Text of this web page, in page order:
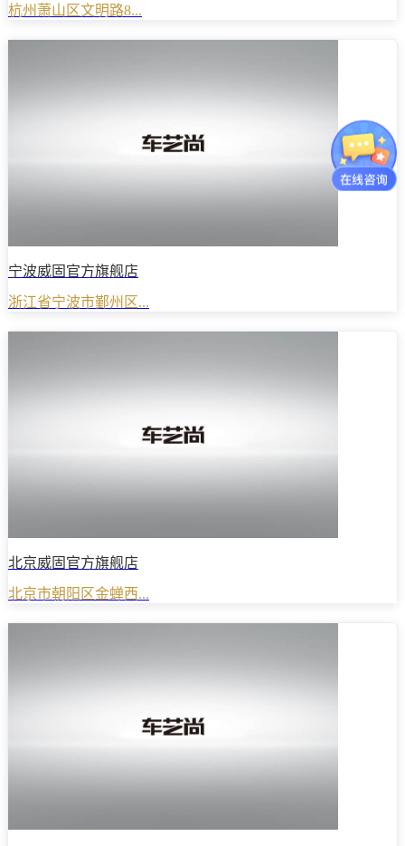
杭州萧山区文明路8...
宁波威固官方旗舰店
浙江省宁波市鄞州区...
北京威固官方旗舰店
北京市朝阳区金蝉西...